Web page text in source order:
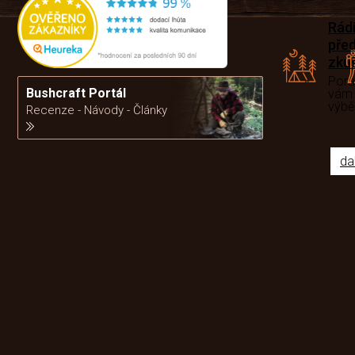
Bushcraft Portál
Recenze - Návody - Články
Rádi
vám